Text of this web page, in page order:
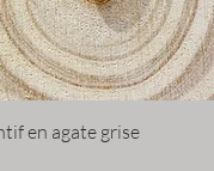
en agate grise